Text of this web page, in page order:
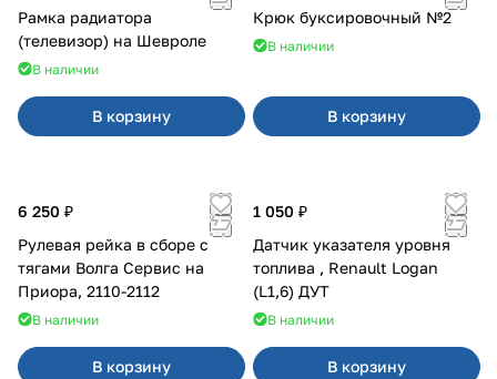
Рамка радиатора
(телевизор) на Шевроле
В наличии
В корзину
Крюк буксировочный №2
В наличии
В корзину
6 250 ₽
Рулевая рейка в сборе с
тягами Волга Сервис на
Приора, 2110-2112
В наличии
В корзину
1 050 ₽
Датчик указателя уровня
топлива , Renault Logan
(L1,6) ДУТ
В наличии
В корзину